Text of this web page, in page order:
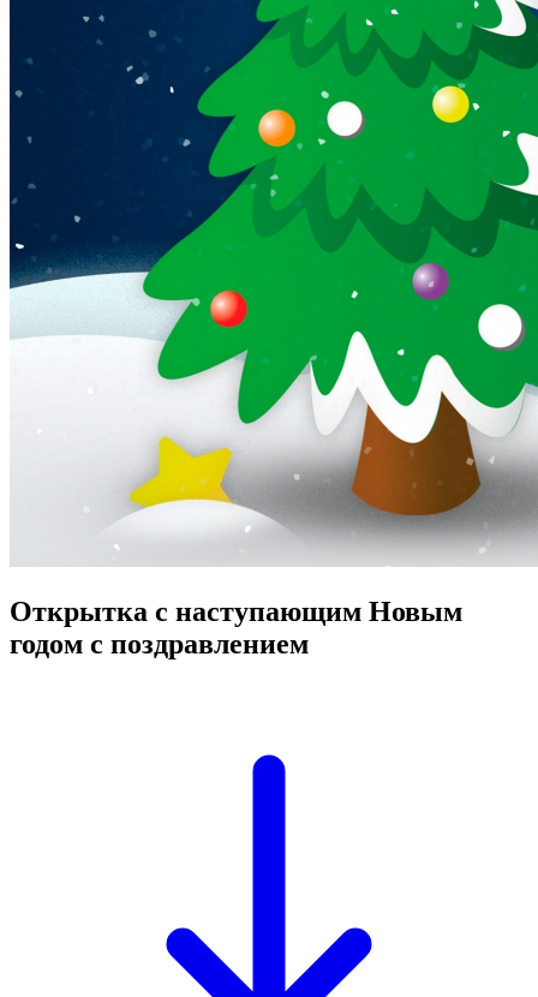
Открытка с наступающим Новым
годом с поздравлением